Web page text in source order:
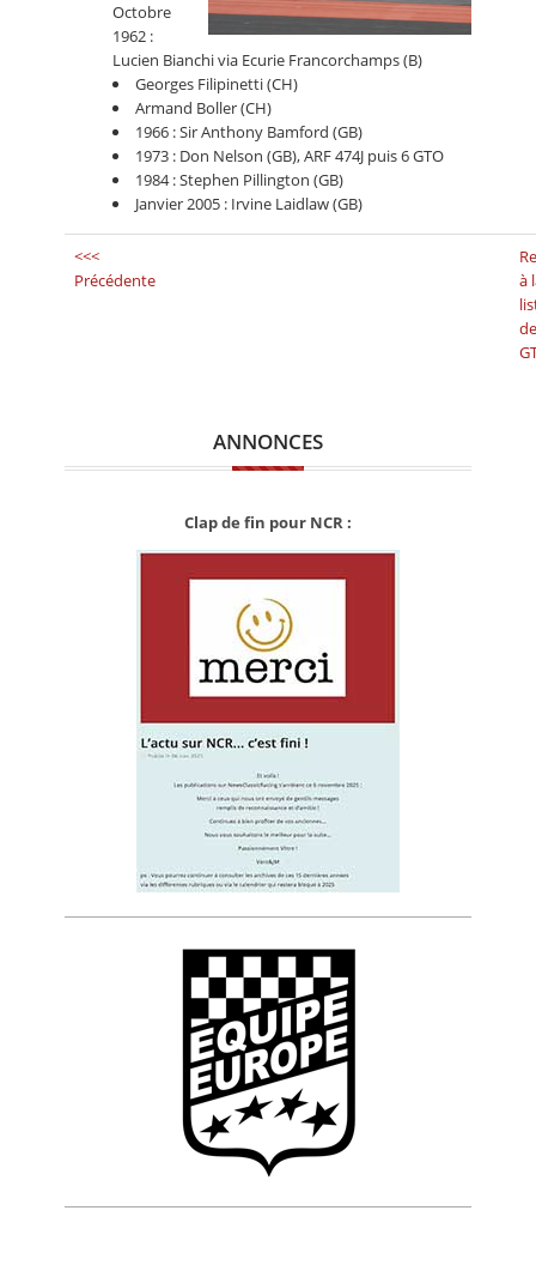
Octobre
1962 :
Lucien Bianchi via Ecurie Francorchamps (B)
Georges Filipinetti (CH)
Armand Boller (CH)
1966 : Sir Anthony Bamford (GB)
1973 : Don Nelson (GB), ARF 474J puis 6 GTO
1984 : Stephen Pillington (GB)
Janvier 2005 : Irvine Laidlaw (GB)
<<<
Précédente
à
ANNONCES
Clap de fin pour NCR :